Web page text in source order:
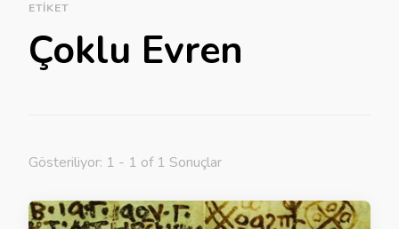
ETIKET
Çoklu Evren
Gösteriliyor: 1 - 1 of 1 Sonuçlar